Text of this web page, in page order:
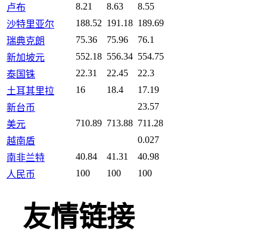
卢布
8.21 8.63
8.55
沙特里亚尔
188.52 191.18 189.69
瑞典克朗
75.36 75.96
76.1
新加坡元
552.18 556.34 554.75
泰国铢
22.31 22.45
22.3
土耳其里拉
16 18.4
17.19
新台币
23.57
美元
710.89 713.88 711.28
越南盾
0.027
南非兰特
40.84 41.31
40.98
人民币
100 100 100
友情链接